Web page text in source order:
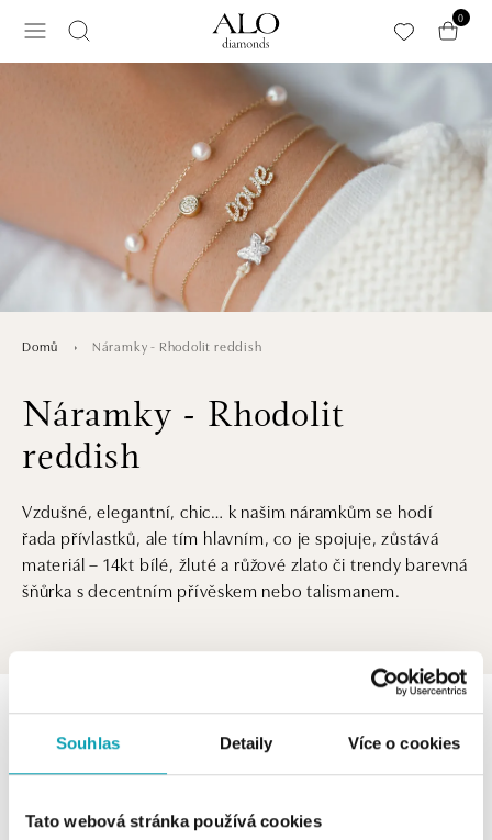
Souhlas Detaily Více o cookies
Tato webová stránka používá cookies
0
Domů Náramky - Rhodolit reddish
Náramky - Rhodolit
reddish
Vzdušné, elegantní, chic… k našim náramkům se hodí
řada přívlastků, ale tím hlavním, co je spojuje, zůstává
materiál – 14kt bílé, žluté a růžové zlato či trendy barevná
šňůrka s decentním přívěskem nebo talismanem.
0 z 0 produktů FILTR